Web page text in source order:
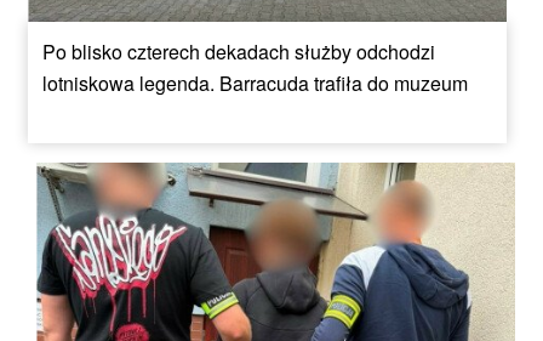
Po blisko czterech dekadach służby odchodzi
lotniskowa legenda. Barracuda trafiła do muzeum